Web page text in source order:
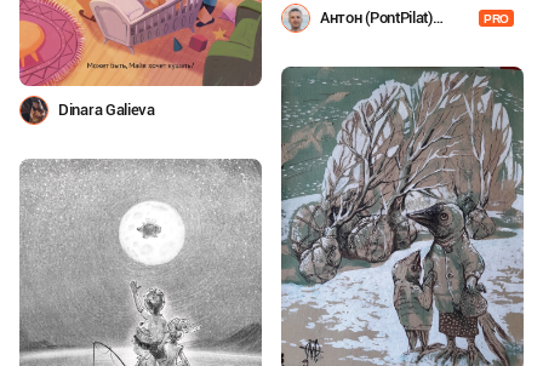
Антон (PontPilat)
PRO
Dinara Galieva